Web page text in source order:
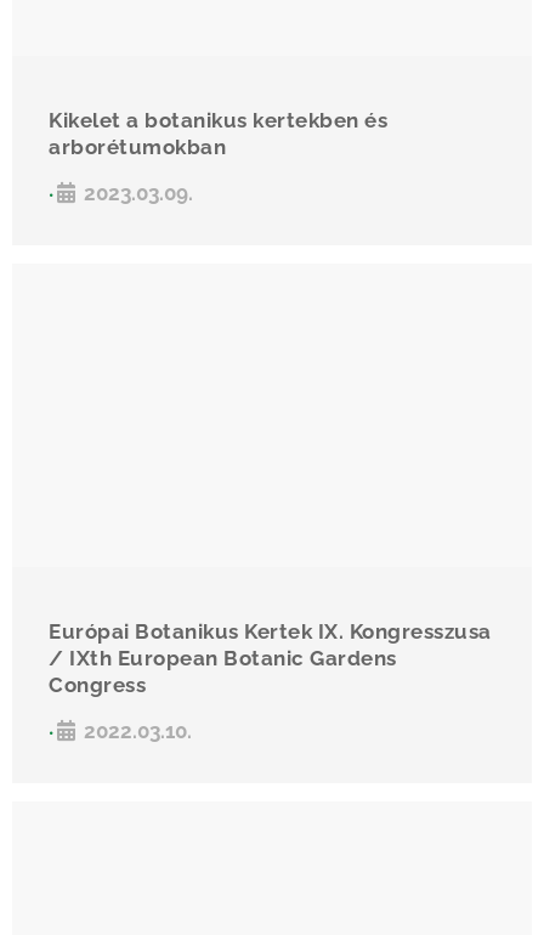
Kikelet a botanikus kertekben és
arborétumokban
• 2023.03.09.
Európai Botanikus Kertek IX. Kongresszusa
/ IXth European Botanic Gardens
Congress
• 2022.03.10.